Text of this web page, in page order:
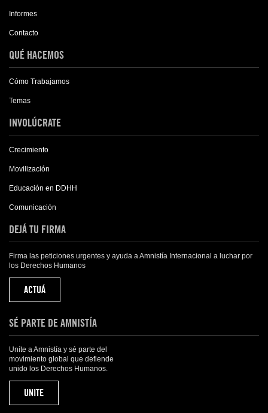
Informes
Contacto
QUÉ HACEMOS
Cómo Trabajamos
Temas
INVOLÚCRATE
Crecimiento
Movilización
Educación en DDHH
Comunicación
DEJÁ TU FIRMA
Firma las peticiones urgentes y ayuda a Amnistía Internacional a luchar por
los Derechos Humanos
ACTUÁ
SÉ PARTE DE AMNISTÍA
Uníte a Amnistía y sé parte del
movimiento global que defiende
unido los Derechos Humanos.
UNITE